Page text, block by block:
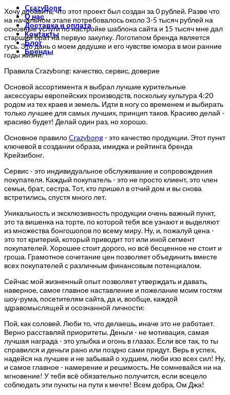
CrazyBong
О нас
Доставка и оплата
Контакты
Блог
Бренды
Хочу добавить, что этот проект был создан за 0 рублей. Разве что
на начальном этапе потребовалось около 3-5 тысяч рублей на
основные услуги по настройке шаблона сайта и 15 тысяч мне дал
старший брат на первую закупку. Логотипом бренда является
гусь. Это дань о моем дедушке и его чувстве юмора в мои ранние
годы жизни.
Правила Crazybong: качество, сервис, доверие
Основой ассортимента я выбрал лучшие курительные
аксессуары европейских производств, поскольку культура 4:20
родом из тех краев и земель. Идти в ногу со временем и выбирать
только лучшее для самых лучших, принцип таков. Красиво делай -
красиво будет! Делай один раз, но хорошо.
Основное правилоCrazybong - это качество продукции. Этот пункт
ключевой в создании образа, имиджа и рейтинга бренда
Крейзибонг.
Сервис - это индивидуальное обслуживание и сопровождения
покупателя. Каждый покупатель - это не просто клиент, это член
семьи, брат, сестра. Тот, кто пришел в отчий дом и вы снова
встретились, спустя много лет.
Уникальность и эксклюзивность продукции очень важный пункт,
это та вишенка на торте, по которой тебя все узнают и выделяют
из множества бонгошопов по всему миру. Ну, и, пожалуй цена -
это тот критерий, который приводит тот или иной сегмент
покупателей. Хорошее стоит дорого, но всё бесценное не стоит и
гроша. Грамотное сочетание цен позволяет объединить вместе
всех покупателей с различным финансовым потенциалом.
Сейчас мой жизненный опыт позволяет утверждать и давать,
наверное, самое главное наставление и пожелание моим гостям
шоу-рума, посетителям сайта, да и, вообще, каждой
здравомыслящей и осознанной личности:
Пой, как соловей. Люби то, что делаешь, иначе это не работает.
Верно расставляй приоритеты. Деньги - не мотивация, самая
лучшая награда - это улыбка и огонь в глазах. Если все так, то ты
справился и деньги рано или поздно сами придут. Верь в успех,
надейся на лучшее и не забывай о худшем, люби изо всех сил! Ну,
и самое главное - намерение и решимость. Не сомневайся ни на
мгновение! У тебя всё обязательно получится, если всецело
соблюдать эти пункты на пути к мечте! Всем добра, Ом Джа!